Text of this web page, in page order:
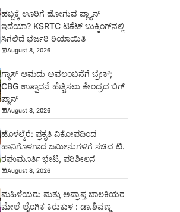
ಹಬ್ಬಕ್ಕೆ ಊರಿಗೆ ಹೋಗುವ ಪ್ಲ್ಯಾನ್
ಇದೆಯಾ? KSRTC ಟಿಕೆಟ್ ಬುಕ್ಕಿಂಗ್‌ನಲ್ಲಿ
ಸಿಗಲಿದೆ ಭರ್ಜರಿ ರಿಯಾಯಿತಿ
August 8, 2026
ಗ್ಯಾಸ್ ಆಮದು ಅವಲಂಬನೆಗೆ ಬ್ರೇಕ್;
CBG ಉತ್ಪಾದನೆ ಹೆಚ್ಚಿಸಲು ಕೇಂದ್ರದ ಬಿಗ್
ಪ್ಲಾನ್
August 8, 2026
ಹೊಳಲ್ಕೆರೆ: ಪ್ರಕೃತಿ ವಿಕೋಪದಿಂದ
ಹಾನಿಗೊಳಗಾದ ಜಮೀನುಗಳಿಗೆ ಸಚಿವ ಟಿ.
ರಘುಮೂರ್ತಿ ಭೇಟಿ, ಪರಿಶೀಲನೆ
August 8, 2026
ಮಹಿಳೆಯರು ಮತ್ತು ಅಪ್ರಾಪ್ತ ಬಾಲಕಿಯರ
ಮೇಲೆ ಲೈಂಗಿಕ ಕಿರುಕುಳ : ಡಾ.ಶಿವಣ್ಣ